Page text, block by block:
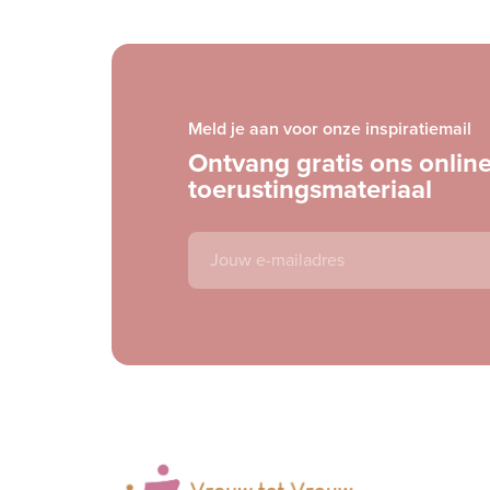
Meld je aan voor onze inspiratiemail
Ontvang gratis ons
toerustingsmateriaal
mailadres